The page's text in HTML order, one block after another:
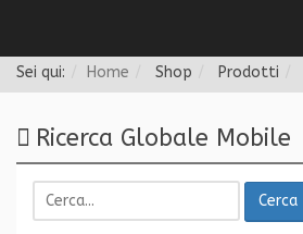
Sei qui: Home Shop Prodotti
Ricerca Globale Mobile
Cerca